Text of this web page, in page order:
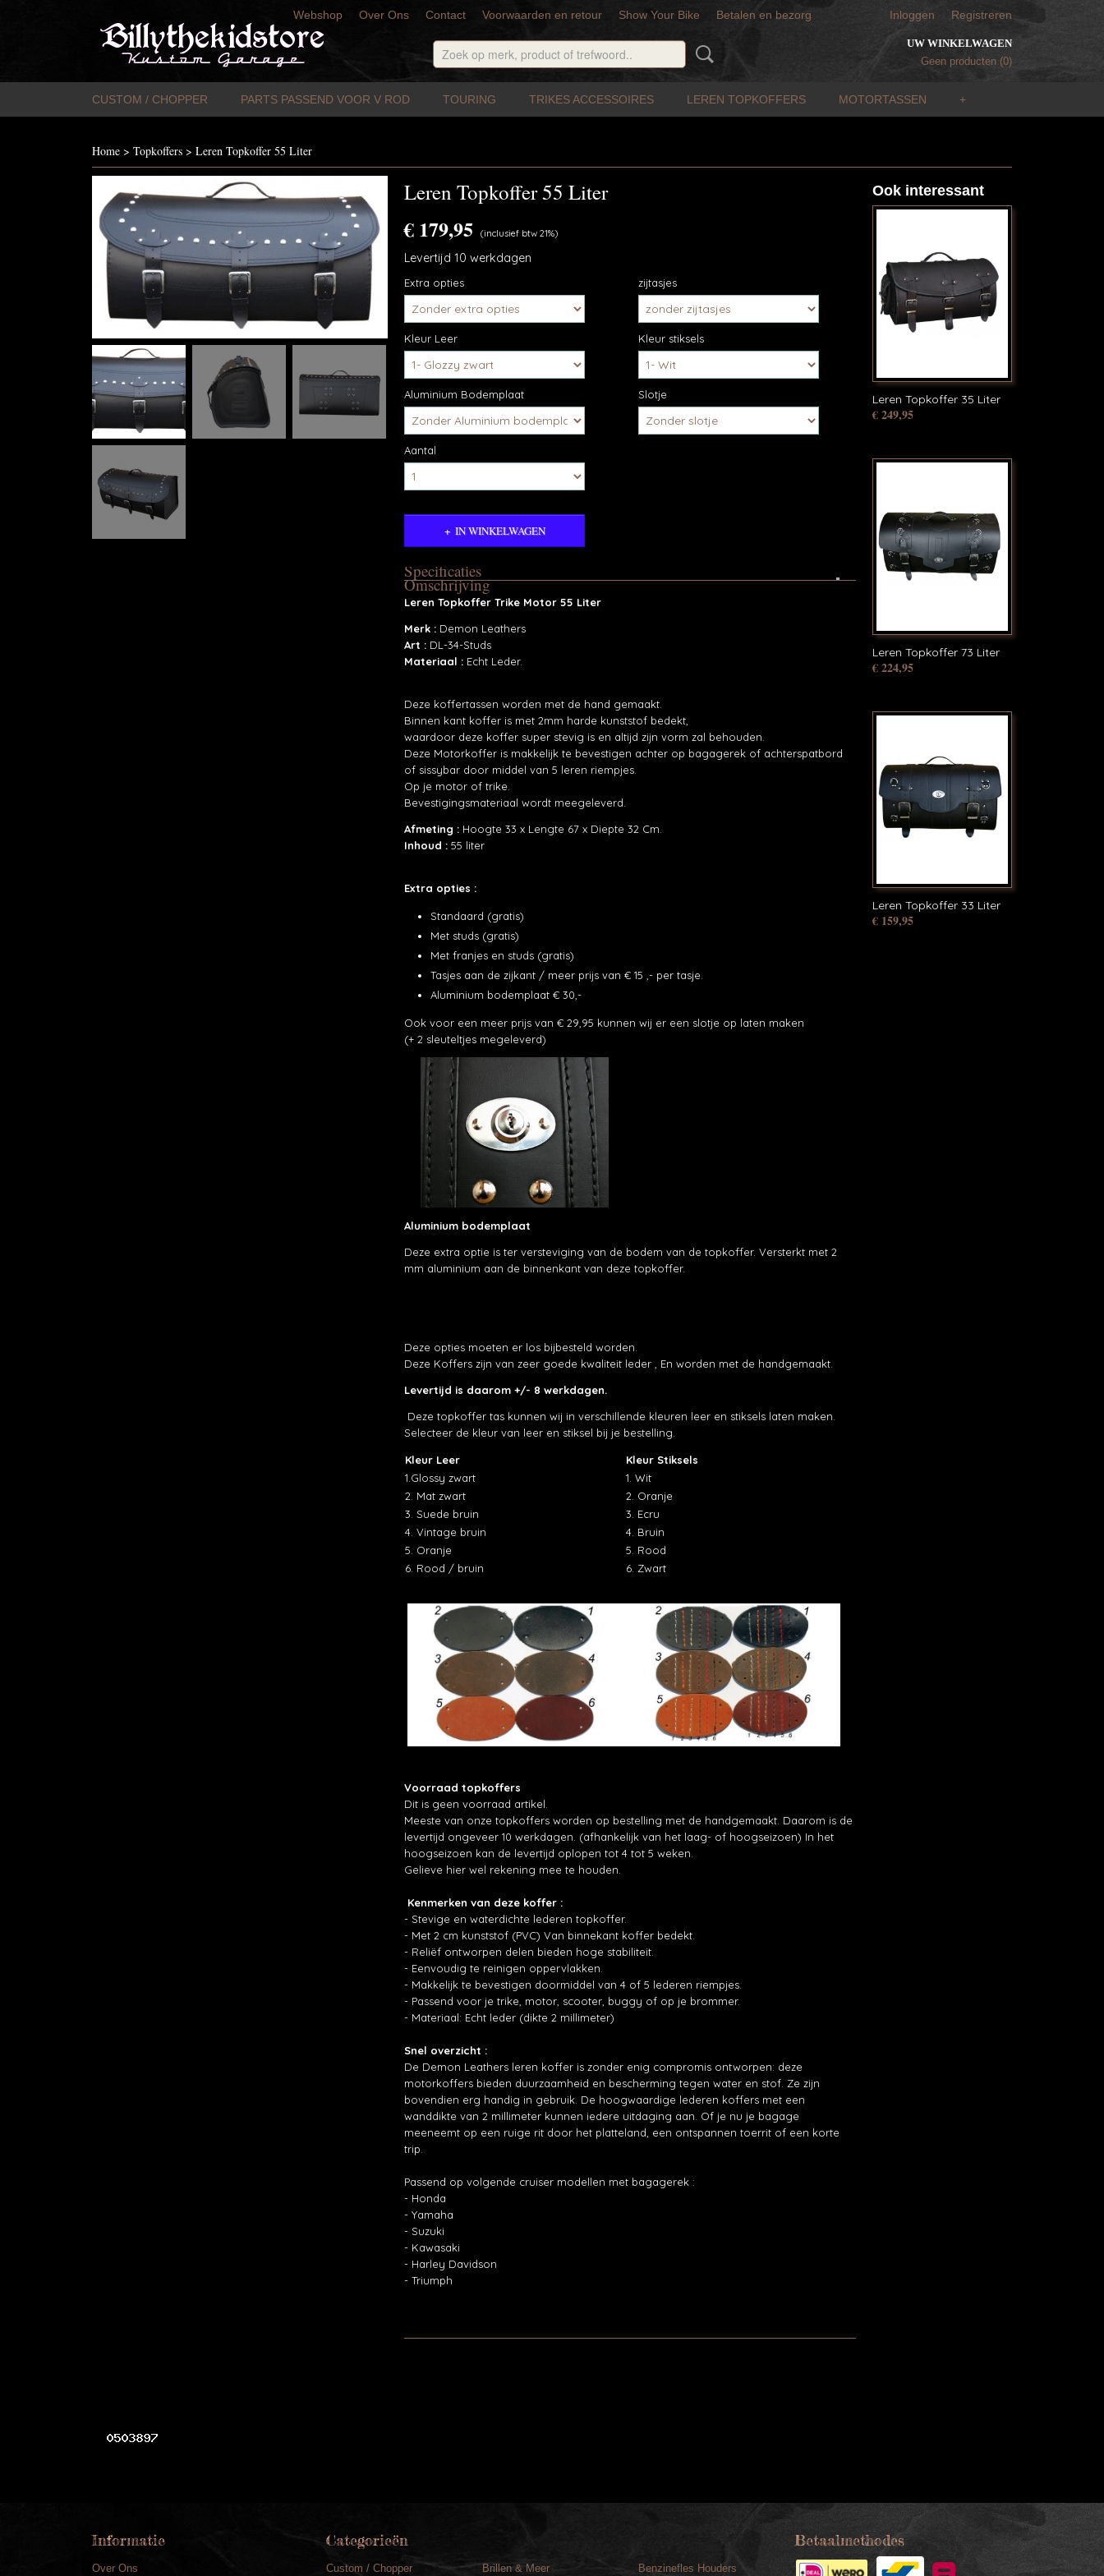
Webshop Over Ons Contact Voorwaarden en retour Show Your Bike Betalen en bezorg Inloggen Registreren
UW WINKELWAGEN
Geen producten (0)
CUSTOM / CHOPPER PARTS PASSEND VOOR V ROD TOURING TRIKES ACCESSOIRES LEREN TOPKOFFERS MOTORTASSEN +
Home > Topkoffers > Leren Topkoffer 55 Liter
Leren Topkoffer 55 Liter
€ 179,95 (inclusief btw 21%)
Levertijd 10 werkdagen
Extra opties zijtasjes
Kleur Leer Kleur stiksels
Aluminium Bodemplaat Slotje
Aantal
IN WINKELWAGEN
Specificaties
Productcode
Omschrijving
Leren Topkoffer Trike Motor 55 Liter
Merk : Demon Leathers
Art : DL-34-Studs
Materiaal : Echt Leder.
Deze koffertassen worden met de hand gemaakt.
Binnen kant koffer is met 2mm harde kunststof bedekt,
waardoor deze koffer super stevig is en altijd zijn vorm zal behouden.
Deze Motorkoffer is makkelijk te bevestigen achter op bagagerek of achterspatbord
of sissybar door middel van 5 leren riempjes.
Op je motor of trike.
Bevestigingsmateriaal wordt meegeleverd.
Afmeting : Hoogte 33 x Lengte 67 x Diepte 32 Cm.
Inhoud : 55 liter
Extra opties :
Standaard (gratis)
Met studs (gratis)
Met franjes en studs (gratis)
Tasjes aan de zijkant / meer prijs van € 15 ,- per tasje.
Aluminium bodemplaat € 30,-
Ook voor een meer prijs van € 29,95 kunnen wij er een slotje op laten maken
(+ 2 sleuteltjes megeleverd)
Aluminium bodemplaat
Deze extra optie is ter versteviging van de bodem van de topkoffer. Versterkt met 2
mm aluminium aan de binnenkant van deze topkoffer.
Deze opties moeten er los bijbesteld worden.
Deze Koffers zijn van zeer goede kwaliteit leder , En worden met de handgemaakt.
Levertijd is daarom +/- 8 werkdagen.
Deze topkoffer tas kunnen wij in verschillende kleuren leer en stiksels laten maken.
Selecteer de kleur van leer en stiksel bij je bestelling.
Kleur Leer
Kleur Stiksels
1.Glossy zwart
1. Wit
2. Mat zwart
2. Oranje
3. Suede bruin
3. Ecru
4. Vintage bruin
4. Bruin
5. Oranje
5. Rood
6. Rood / bruin
6. Zwart
Voorraad topkoffers
Dit is geen voorraad artikel.
Meeste van onze topkoffers worden op bestelling met de handgemaakt. Daarom is de
levertijd ongeveer 10 werkdagen. (afhankelijk van het laag- of hoogseizoen) In het
hoogseizoen kan de levertijd oplopen tot 4 tot 5 weken.
Gelieve hier wel rekening mee te houden.
Kenmerken van deze koffer :
- Stevige en waterdichte lederen topkoffer.
- Met 2 cm kunststof (PVC) Van binnekant koffer bedekt.
- Reliëf ontworpen delen bieden hoge stabiliteit.
- Eenvoudig te reinigen oppervlakken.
- Makkelijk te bevestigen doormiddel van 4 of 5 lederen riempjes.
- Passend voor je trike, motor, scooter, buggy of op je brommer.
- Materiaal: Echt leder (dikte 2 millimeter)
Snel overzicht :
De Demon Leathers leren koffer is zonder enig compromis ontworpen: deze
motorkoffers bieden duurzaamheid en bescherming tegen water en stof. Ze zijn
bovendien erg handig in gebruik. De hoogwaardige lederen koffers met een
wanddikte van 2 millimeter kunnen iedere uitdaging aan. Of je nu je bagage
meeneemt op een ruige rit door het platteland, een ontspannen toerrit of een korte
trip.
Passend op volgende cruiser modellen met bagagerek :
- Honda
- Yamaha
- Suzuki
- Kawasaki
- Harley Davidson
- Triumph
Ook interessant
Leren Topkoffer 35 Liter
€ 249,95
Leren Topkoffer 73 Liter
€ 224,95
Leren Topkoffer 33 Liter
€ 159,95
Informatie
Over Ons
Categorieën
Custom / Chopper Brillen & Meer Benzinefles Houders
Betaalmethodes